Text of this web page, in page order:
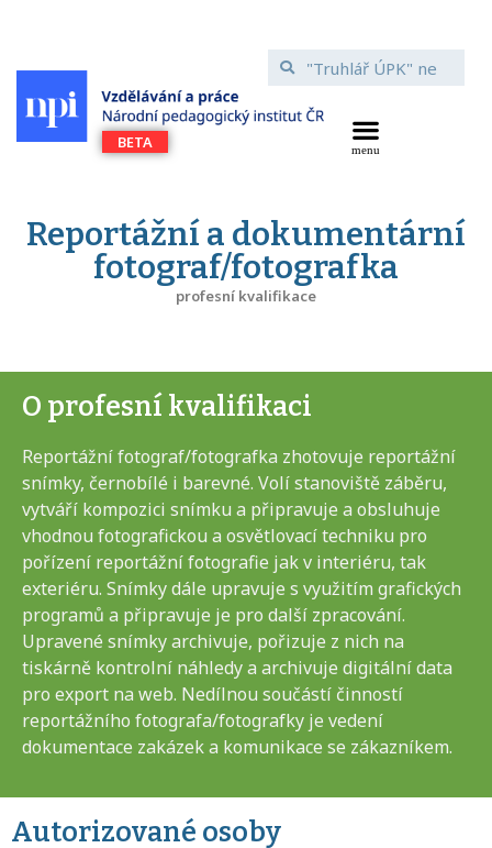
Reportážní a dokumentární
fotograf/fotografka
profesní kvalifikace
O profesní kvalifikaci
Reportážní fotograf/fotografka zhotovuje reportážní
snímky, černobílé i barevné. Volí stanoviště záběru,
vytváří kompozici snímku a připravuje a obsluhuje
vhodnou fotografickou a osvětlovací techniku pro
pořízení reportážní fotografie jak v interiéru, tak
exteriéru. Snímky dále upravuje s využitím grafických
programů a připravuje je pro další zpracování.
Upravené snímky archivuje, pořizuje z nich na
tiskárně kontrolní náhledy a archivuje digitální data
pro export na web. Nedílnou součástí činností
reportážního fotografa/fotografky je vedení
dokumentace zakázek a komunikace se zákazníkem.
Autorizované osoby